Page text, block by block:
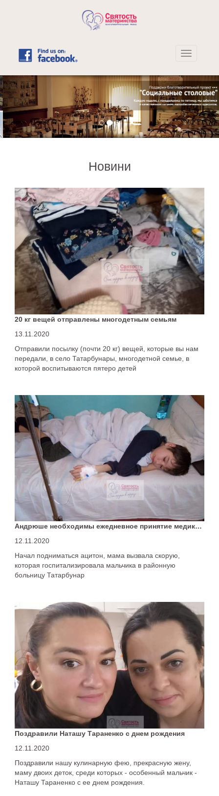
Новини
20 кг вещей отправлены многодетным семьям
13.11.2020
Отправили посылку (почти 20 кг) вещей, которые вы нам
передали, в село Татарбунары, многодетной семье, в
которой воспитываются пятеро детей
Андрюше необходимы ежедневное принятие медикаментов
12.11.2020
Начал подниматься ацитон, мама вызвала скорую,
которая госпитализировала мальчика в районную
больницу Татарбунар
Поздравили Наташу Тараненко с днем рождения
12.11.2020
Поздравили нашу кулинарную фею, прекрасную жену,
маму двоих деток, среди которых - особенный мальчик -
Наташу Тараненко с ее днем рождения.